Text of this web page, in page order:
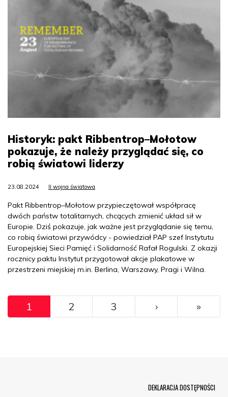
Historyk: pakt Ribbentrop–Mołotow
pokazuje, że należy przyglądać się, co
robią światowi liderzy
23.08.2024 II wojna światowa
Pakt Ribbentrop–Mołotow przypieczętował współpracę
dwóch państw totalitarnych, chcących zmienić układ sił w
Europie. Dziś pokazuje, jak ważne jest przyglądanie się temu,
co robią światowi przywódcy - powiedział PAP szef Instytutu
Europejskiej Sieci Pamięć i Solidarność Rafał Rogulski. Z okazji
rocznicy paktu Instytut przygotował akcje plakatowe w
przestrzeni miejskiej m.in. Berlina, Warszawy, Pragi i Wilna.
Pagination
1 2 3 ››› »
DEKLARACJA DOSTĘPNOŚCI